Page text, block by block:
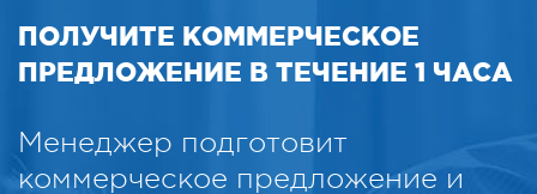
ПОЛУЧИТЕ КОММЕРЧЕСКОЕ
ПРЕДЛОЖЕНИЕ В ТЕЧЕНИЕ 1 ЧАСА
Менеджер подготовит
коммерческое предложение и